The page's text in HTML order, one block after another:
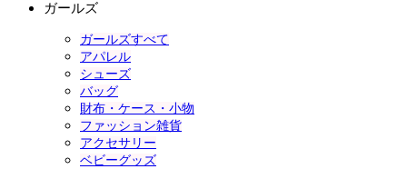
ガールズ
ガールズすべて
アパレル
シューズ
バッグ
財布・ケース・小物
ファッション雑貨
アクセサリー
ベビーグッズ